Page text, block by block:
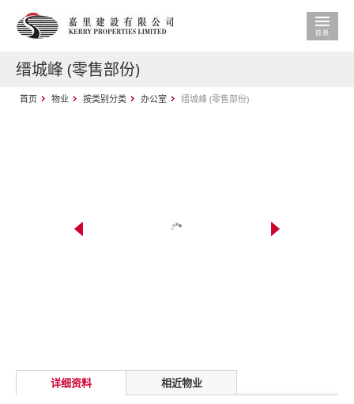
缙城峰 (零售部份)
首页 物业 按类别分类 办公室 缙城峰 (零售部份)
详细资料 相近物业